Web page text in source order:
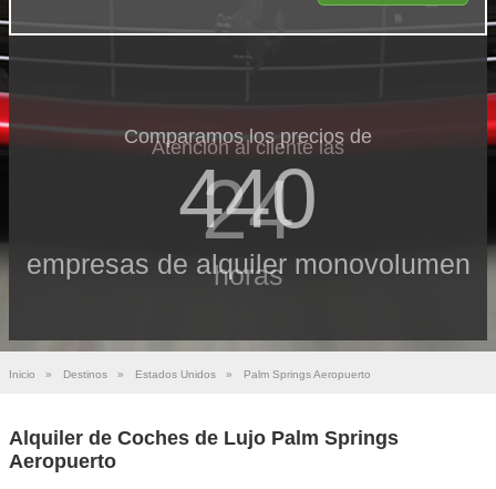
Comparamos los precios de
440
empresas de alquiler monovolumen
Atención al cliente las
24
horas
Inicio » Destinos » Estados Unidos » Palm Springs Aeropuerto
Alquiler de Coches de Lujo Palm Springs
Aeropuerto